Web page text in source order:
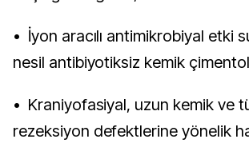
• İyon aracılı antimikrobiyal etki
nesil antibiyotiksiz kemik
• Kraniyofasiyal, uzun kemik ve
rezeksiyon defektlerine yönelik